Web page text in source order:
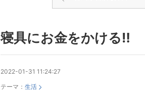
寝具にお金をかける‼️
2022-01-31 11:24:27
テーマ： 生活